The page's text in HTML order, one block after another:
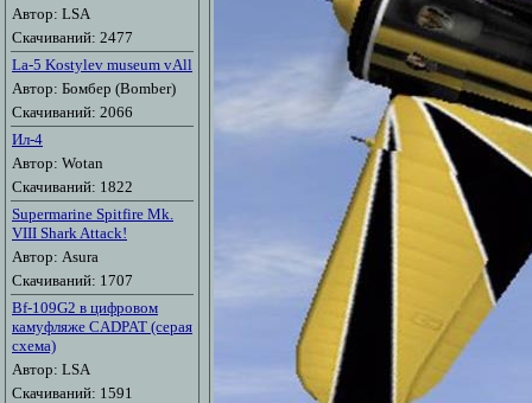
Автор: LSA
Скачиваний: 2477
La-5 Kostylev museum vAll
Автор: Бомбер (Bomber)
Скачиваний: 2066
Ил-4
Автор: Wotan
Скачиваний: 1822
Supermarine Spitfire Mk.
VIII Shark Attack!
Автор: Asura
Скачиваний: 1707
Bf-109G2 в цифровом
камуфляже CADPAT (серая
схема)
Автор: LSA
Скачиваний: 1591